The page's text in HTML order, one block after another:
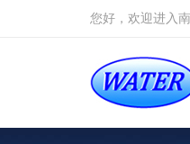
您好，欢迎进入